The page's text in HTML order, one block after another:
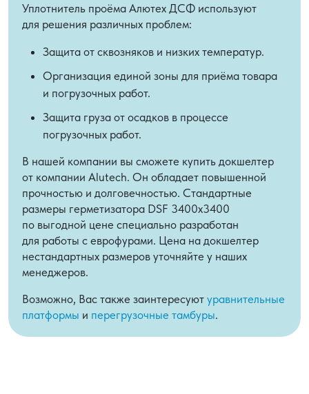
Уплотнитель проёма Алютех ДСФ используют
для решения различных проблем:
Защита от сквозняков и низких температур.
Организация единой зоны для приёма товара
и погрузочных работ.
Защита груза от осадков в процессе
погрузочных работ.
В нашей компании вы сможете купить докшелтер
от компании Alutech. Он обладает повышенной
прочностью и долговечностью. Стандартные
размеры герметизатора DSF 3400х3400
по выгодной цене специально разработан
для работы с еврофурами. Цена на докшелтер
нестандартных размеров уточняйте у наших
менеджеров.
Возможно, Вас также заинтересуют уравнительные
платформы и перегрузочные тамбуры.